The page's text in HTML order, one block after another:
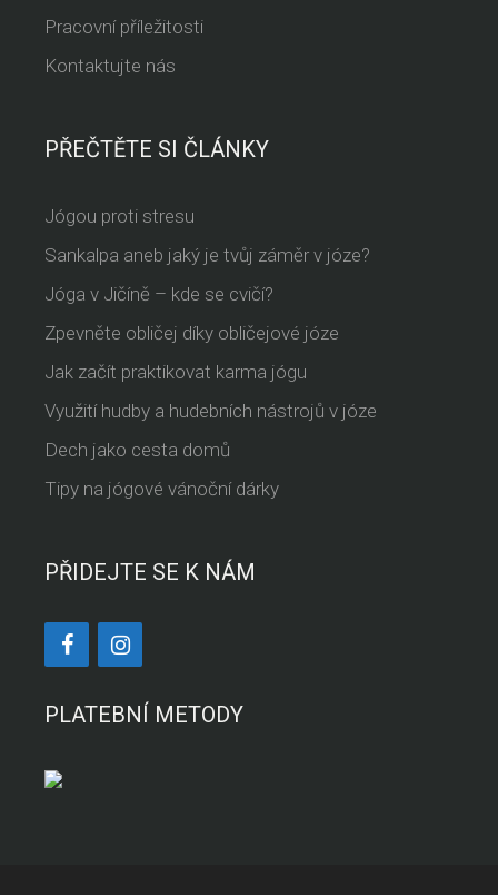
Pracovní příležitosti
Kontaktujte nás
PŘEČTĚTE SI ČLÁNKY
Jógou proti stresu
Sankalpa aneb jaký je tvůj záměr v józe?
Jóga v Jičíně – kde se cvičí?
Zpevněte obličej díky obličejové józe
Jak začít praktikovat karma jógu
Využití hudby a hudebních nástrojů v józe
Dech jako cesta domů
Tipy na jógové vánoční dárky
PŘIDEJTE SE K NÁM
PLATEBNÍ METODY